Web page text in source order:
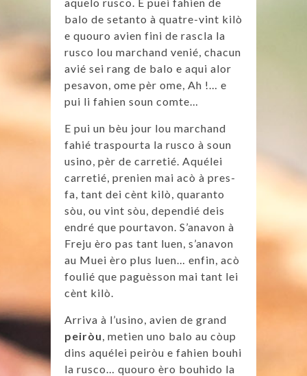
balo de setanto à quatre-vint kilò
e quouro avien fini de rascla la
rusco lou marchand venié, chacun
avié sei rang de balo e aqui alor
pesavon, ome pèr ome, Ah !… e
pui li fahien soun comte…
E pui un bèu jour lou marchand
fahié traspourta la rusco à soun
usino, pèr de carretié. Aquélei
carretié, prenien mai acò à pres-
fa, tant dei cènt kilò, quaranto
sòu, ou vint sòu, dependié deis
endré que pourtavon. S’anavon à
Freju èro pas tant luen, s’anavon
au Muei èro plus luen… enfin, acò
foulié que paguèsson mai tant lei
cènt kilò.
Arriva à l’usino, avien de grand
peiròu , metien uno balo au còup
dins aquélei peiròu e fahien bouhi
la rusco… quouro èro bouhido la